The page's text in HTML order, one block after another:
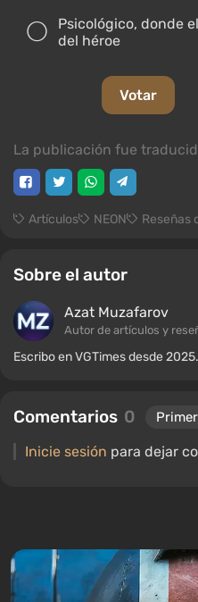
Psicológico, donde
del héroe
Votar
La publicación fue
Artículos NEON Reseñas
Sobre el autor
Azat Muzafarov
Autor de artículos y
Escribo en VGTimes desde 2025.
Comentarios 0
Inicie sesión para dejar